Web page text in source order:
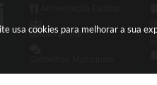
usa cookies para melhorar a sua
Bolsa Família
Carta de Serviços